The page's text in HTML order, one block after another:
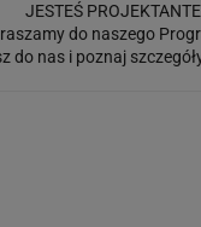
JESTEŚ
do naszego
do nas i poznaj